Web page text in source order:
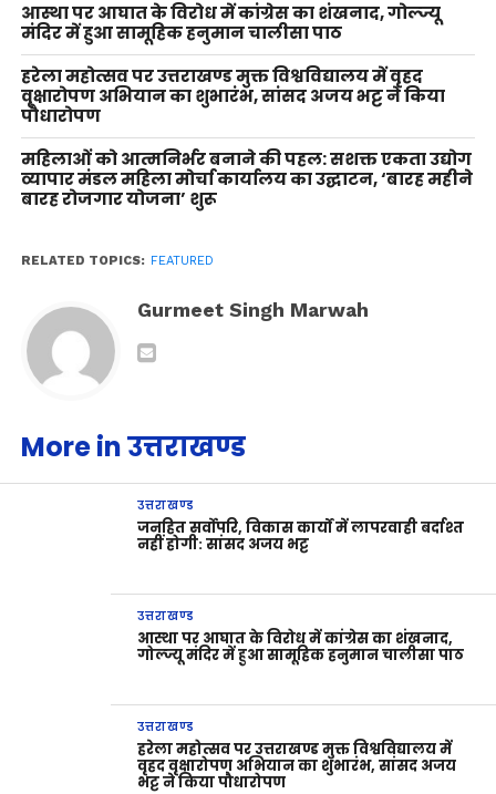
आस्था पर आघात के विरोध में कांग्रेस का शंखनाद, गोल्ज्यू
मंदिर में हुआ सामूहिक हनुमान चालीसा पाठ
हरेला महोत्सव पर उत्तराखण्ड मुक्त विश्वविद्यालय में वृहद
वृक्षारोपण अभियान का शुभारंभ, सांसद अजय भट्ट ने किया
पौधारोपण
महिलाओं को आत्मनिर्भर बनाने की पहल: सशक्त एकता उद्योग
व्यापार मंडल महिला मोर्चा कार्यालय का उद्घाटन, ‘बारह महीने
बारह रोजगार योजना’ शुरू
RELATED TOPICS: FEATURED
Gurmeet Singh Marwah
More in उत्तराखण्ड
उत्तराखण्ड
जनहित सर्वोपरि, विकास कार्यों में लापरवाही बर्दाश्त
नहीं होगी: सांसद अजय भट्ट
उत्तराखण्ड
आस्था पर आघात के विरोध में कांग्रेस का शंखनाद,
गोल्ज्यू मंदिर में हुआ सामूहिक हनुमान चालीसा पाठ
उत्तराखण्ड
हरेला महोत्सव पर उत्तराखण्ड मुक्त विश्वविद्यालय में
वृहद वृक्षारोपण अभियान का शुभारंभ, सांसद अजय
भट्ट ने किया पौधारोपण